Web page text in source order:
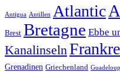
Antigua Antillen Atlantic
Brest Bretagne Ebbe
Kanalinseln
Grenadinen Griechenland